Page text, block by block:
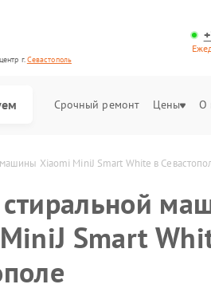
г.Севастополь
Срочный ремонт Цены О
Xiaomi MiniJ Smart White в
Smart